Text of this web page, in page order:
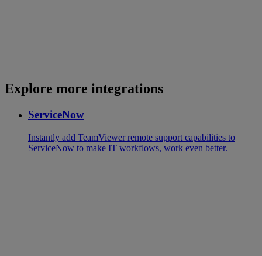
Explore more integrations
ServiceNow
Instantly add TeamViewer remote support capabilities to
ServiceNow to make IT workflows, work even better.